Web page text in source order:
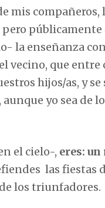
mis
pero
la enseñanza
vecino, que
hijos/as, y se
yo sea de
el cielo-, eres:
las fiestas
los triunfadores.